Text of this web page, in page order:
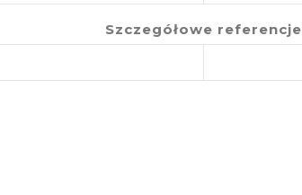
Szczegółowe referencje